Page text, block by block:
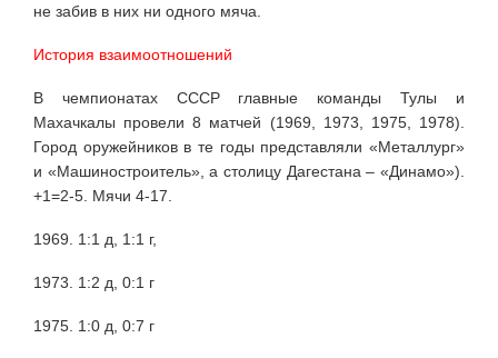
не забив в них ни одного мяча.
История взаимоотношений
В чемпионатах СССР главные команды Тулы и
Махачкалы провели 8 матчей (1969, 1973, 1975, 1978).
Город оружейников в те годы представляли «Металлург»
и «Машиностроитель», а столицу Дагестана – «Динамо»).
+1=2-5. Мячи 4-17.
1969. 1:1 д, 1:1 г,
1973. 1:2 д, 0:1 г
1975. 1:0 д, 0:7 г